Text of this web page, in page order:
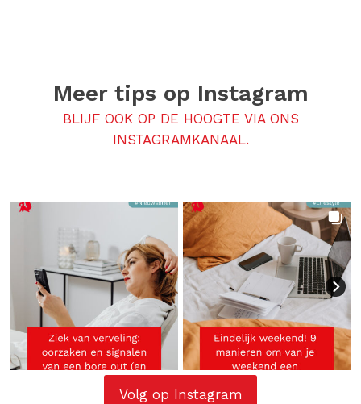
Meer tips op Instagram
BLIJF OOK OP DE HOOGTE VIA ONS
INSTAGRAMKANAAL.
Volg op Instagram